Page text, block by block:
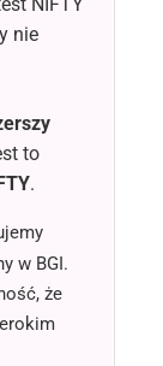
NIFTY
nie
to
.
w BGI.
że